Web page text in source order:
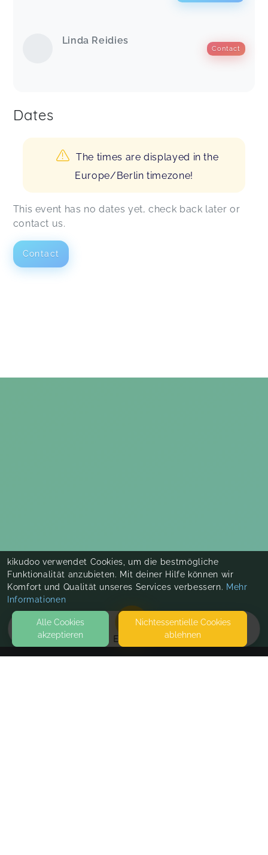
EVENTS
Linda Reidies
Contact
Dates
The times are displayed in the
Europe/Berlin timezone!
This event has no dates yet, check back later or
contact us.
Contact
kikudoo verwendet Cookies, um die bestmögliche
Funktionalität anzubieten. Mit deiner Hilfe können wir
Komfort und Qualität unseres Services verbessern. Mehr
Informationen
Alle Cookies
akzeptieren
Nicht­essentielle Cookies
ablehnen